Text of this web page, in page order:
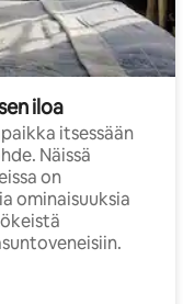
iloa
itsessään
Näissä
on
ominaisuuksia